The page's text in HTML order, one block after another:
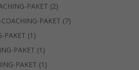
PAKET 22
Produkte
PAKET 77
PAKET 1 1
Produkt
PAKET 1 1
Produkt
PAKET 1 1